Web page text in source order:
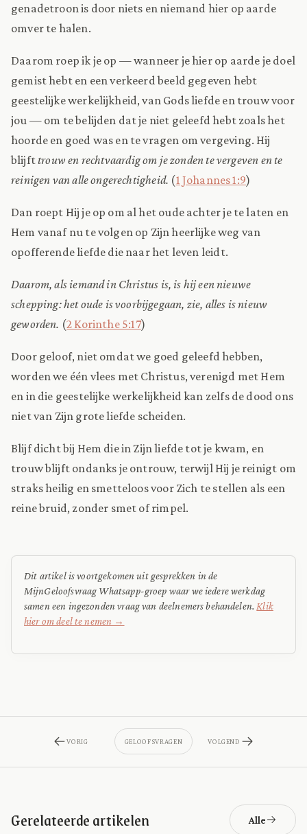
genadetroon is door niets en niemand hier op aarde
omver te halen.
Daarom roep ik je op — wanneer je hier op aarde je doel
gemist hebt en een verkeerd beeld gegeven hebt
geestelijke werkelijkheid, van Gods liefde en trouw voor
jou — om te belijden dat je niet geleefd hebt zoals het
hoorde en goed was en te vragen om vergeving. Hij
blijfttrouw en rechtvaardig om je zonden te vergeven en te
reinigen van alle ongerechtigheid. (1 Johannes 1:9)
Dan roept Hij je op om al het oude achter je te laten en
Hem vanaf nu te volgen op Zijn heerlijke weg van
opofferende liefde die naar het leven leidt.
Daarom, als iemand in Christus is, is hij een nieuwe
schepping: het oude is voorbijgegaan, zie, alles is nieuw
geworden. (2 Korinthe 5:17)
Door geloof, niet omdat we goed geleefd hebben,
worden we één vlees met Christus, verenigd met Hem
en in die geestelijke werkelijkheid kan zelfs de dood ons
niet van Zijn grote liefde scheiden.
Blijf dicht bij Hem die in Zijn liefde tot je kwam, en
trouw blijft ondanks je ontrouw, terwijl Hij je reinigt om
straks heilig en smetteloos voor Zich te stellen als een
reine bruid, zonder smet of rimpel.
Dit artikel is voortgekomen uit gesprekken in de
MijnGeloofsvraag Whatsapp-groep waar we iedere werkdag
samen een ingezonden vraag van deelnemers behandelen. Klik
hier om deel te nemen →
VORIG GELOOFSVRAGEN VOLGEND
Gerelateerde artikelen Alle